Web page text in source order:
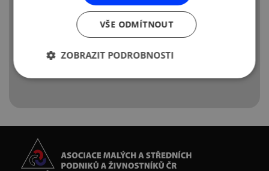
společností, u kterých se počítá
s exportem nebo také s celosvětovým
šíření, např. v případě počítačového
Zdroj: ÚPV
VŠE ODMÍTNOUT
ZOBRAZIT PODROBNOSTI